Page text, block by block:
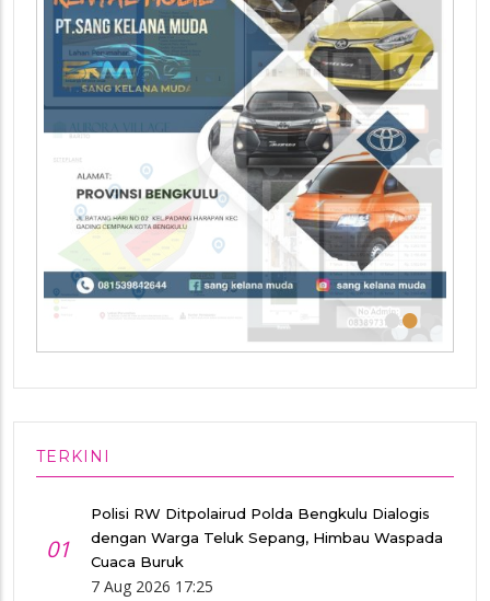
•••
TERKINI
01
Polisi RW Ditpolairud Polda Bengkulu Dialogis
dengan Warga Teluk Sepang, Himbau Waspada
Cuaca Buruk
7 Aug 2026 17:25